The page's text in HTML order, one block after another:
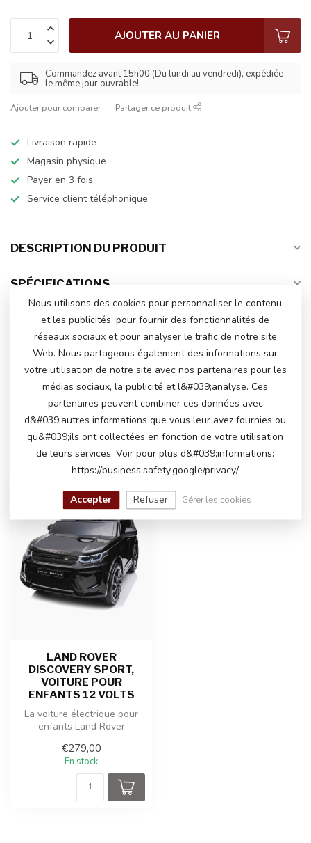
AJOUTER AU PANIER
Commandez avant 15h00 (Du lundi au vendredi), expédiée
le même jour ouvrable!
Ajouter pour comparer Partager ce produit
Livraison rapide
Magasin physique
Payer en 3 fois
Service client téléphonique
DESCRIPTION DU PRODUIT
SPÉCIFICATIONS
AVEZ-VOUS DES QUESTIONS SUR CE
PRODUIT?
N'hésitez pas à contacter notre service client
viainfo@atoys.nlou au+31 40 282 7447. Nous
serons heureux de vous aider !
VU(S) RÉCEMMENT
LAND ROVER
DISCOVERY SPORT,
VOITURE POUR
ENFANTS 12 VOLTS
La voiture électrique pour
enfants Land Rover
expérien...
€279,00
En stock
Nous utilisons des cookies pour personnaliser le contenu
et les publicités, pour fournir des fonctionnalités de
réseaux sociaux et pour analyser le trafic de notre site
Web. Nous partageons également des informations sur
votre utilisation de notre site avec nos partenaires pour les
médias sociaux, la publicité et l&#039;analyse. Ces
partenaires peuvent combiner ces données avec
d&#039;autres informations que vous leur avez fournies ou
qu&#039;ils ont collectées en fonction de votre utilisation
de leurs services. Voir pour plus d&#039;informations:
https://business.safety.google/privacy/
Accepter Refuser Gérer les cookies